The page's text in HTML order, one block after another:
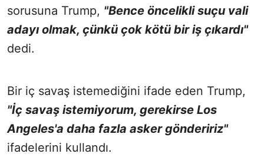
sorusuna Trump, "Bence öncelikli suçu vali
adayı olmak, çünkü çok kötü bir iş çıkardı"
dedi.
Bir iç savaş istemediğini ifade eden Trump,
"İç savaş istemiyorum, gerekirse Los
Angeles'a daha fazla asker göndeririz"
ifadelerini kullandı.